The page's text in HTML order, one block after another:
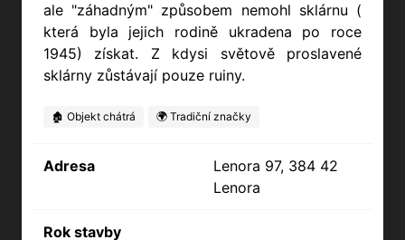
ale "záhadným" způsobem nemohl sklárnu (
která byla jejich rodině ukradena po roce
1945) získat. Z kdysi světově proslavené
sklárny zůstávají pouze ruiny.
🏚️ Objekt chátrá 🌍 Tradiční značky
Adresa
Lenora 97, 384 42
Lenora
Rok stavby